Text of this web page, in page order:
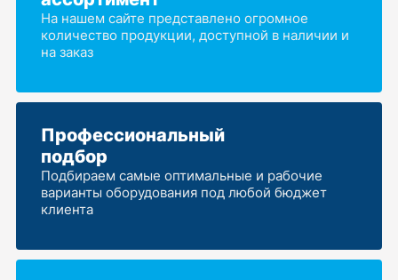
На нашем сайте представлено огромное
количество продукции, доступной в наличии и
на заказ
Профессиональный
подбор
Подбираем самые оптимальные и рабочие
варианты оборудования под любой бюджет
клиента